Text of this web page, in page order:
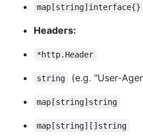
map[string]interface{}
Headers:
*http.Header
string (e.g. "User-
map[string]string
map[string][]string